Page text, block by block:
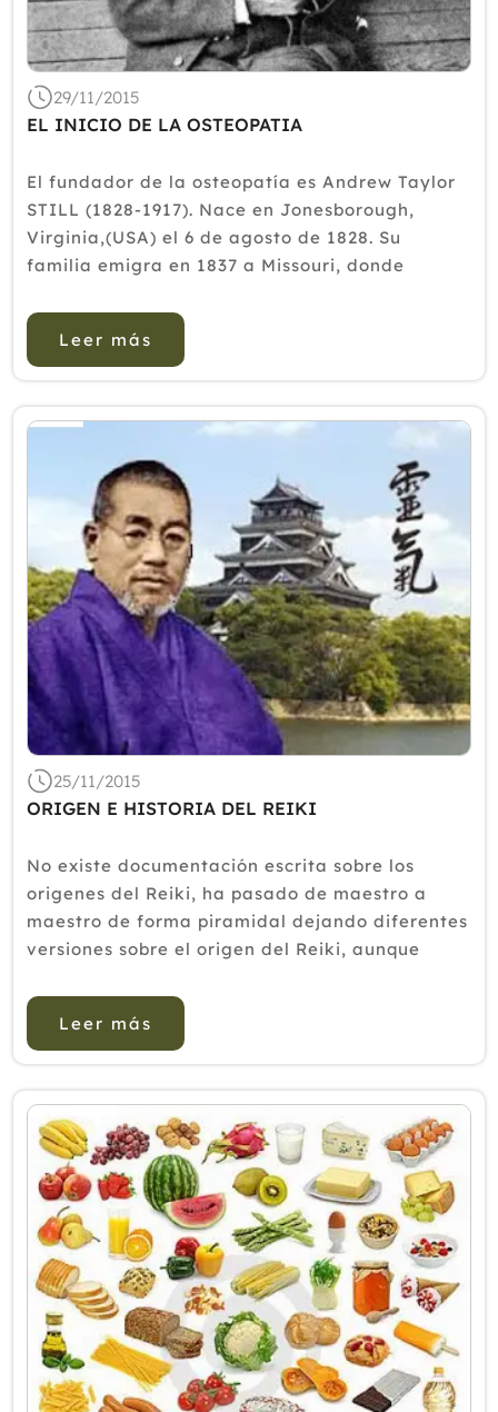
Junio
Mayo
Abril
Febrero
2014
2013
2012
29/11/2015
EL INICIO DE LA OSTEOPATIA
El fundador de la osteopatía es Andrew Taylor
STILL (1828-1917). Nace en Jonesborough,
Virginia,(USA) el 6 de agosto de 1828. Su
familia emigra en 1837 a Missouri, donde
Su padre, Abram, es pastor metodista, médico y
granjero.Anfrew Taylor StillDur...
Leer más
25/11/2015
ORIGEN E HISTORIA DEL REIKI
No existe documentación escrita sobre los
origenes del Reiki, ha pasado de maestro a
maestro de forma piramidal dejando diferentes
versiones sobre el origen del Reiki, aunque
redescubierto alrededor de 1870 por Mikao Usui
, quien según algunas fu...
Leer más